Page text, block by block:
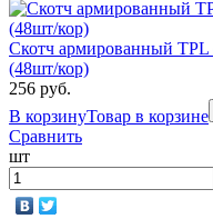
Скотч армированный
(48шт/кор)
256 руб.
В корзинуТовар в корзине
Сравнить
шт